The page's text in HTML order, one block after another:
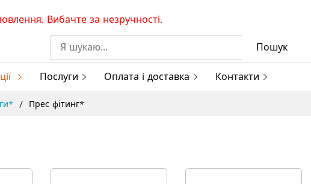
Вибачте за незручності.
Пошук
Послуги Оплата і доставка Контакти
Прес фітинг*